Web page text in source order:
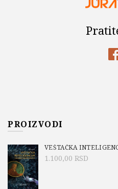
PROIZVODI
VEŠTAČKA
1.100,00 RSD